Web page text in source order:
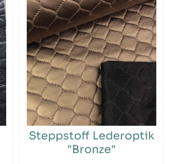
Steppstoff Lederoptik
"Bronze"